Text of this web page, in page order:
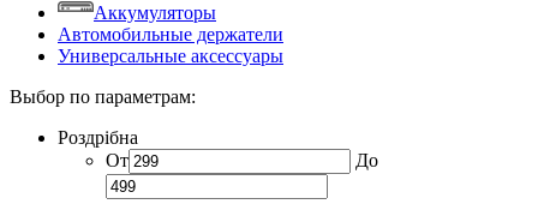
Аккумуляторы
Автомобильные держатели
Универсальные аксессуары
Выбор по параметрам:
Роздрібна
От
До